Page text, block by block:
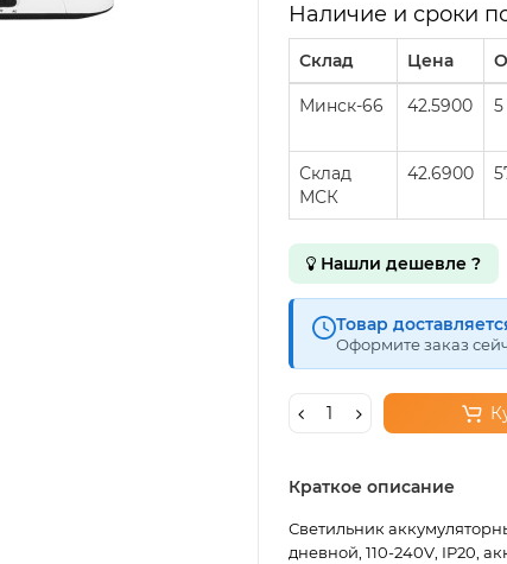
Наличие и сроки
Склад Цена
Минск-66 42.5900 5
Склад
МСК
42.6900
Нашли дешевле ?
Товар
Оформите заказ
Краткое описание
Светильник
дневной, 110-240V, IP20,